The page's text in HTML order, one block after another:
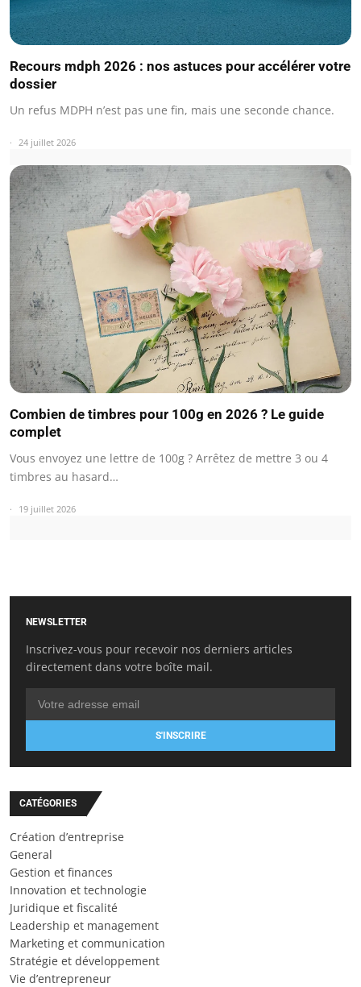
Recours mdph 2026 : nos astuces pour accélérer votre
dossier
Un refus MDPH n’est pas une fin, mais une seconde chance.
24 juillet 2026
Combien de timbres pour 100g en 2026 ? Le guide
complet
Vous envoyez une lettre de 100g ? Arrêtez de mettre 3 ou 4
timbres au hasard…
19 juillet 2026
NEWSLETTER
Inscrivez-vous pour recevoir nos derniers articles
directement dans votre boîte mail.
S'INSCRIRE
CATÉGORIES
Création d’entreprise
General
Gestion et finances
Innovation et technologie
Juridique et fiscalité
Leadership et management
Marketing et communication
Stratégie et développement
Vie d’entrepreneur